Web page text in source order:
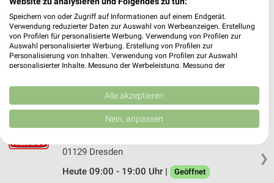
Fressnapf Hoyerswerda
Kamenzer Bogen 14
02977 Hoyerswerda
Heute 09:00 - 19:00 Uhr | Geöffnet
134,18 km • Angebote: 1 Prospekt
❯
Fressnapf Dresden
01129 Dresden
Heute 09:00 - 19:00 Uhr |
Geöffnet
Speichern von oder Zugriff auf Informationen auf einem Endgerät.
Verwendung reduzierter Daten zur Auswahl von Werbeanzeigen. Erstellung
von Profilen für personalisierte Werbung. Verwendung von Profilen zur
Auswahl personalisierter Werbung. Erstellung von Profilen zur
Personalisierung von Inhalten. Verwendung von Profilen zur Auswahl
personalisierter Inhalte. Messung der Werbeleistung. Messung der
Kombinationen von Daten aus verschiedenen Quellen. Entwicklung und
Verbesserung der Angebote. Verwendung reduzierter Daten zur Auswahl
von Inhalten.
Daten können außerhalb der Europäischen Union weitergegeben und in die
Website/App.
Alle akzeptieren
Nein, anpassen